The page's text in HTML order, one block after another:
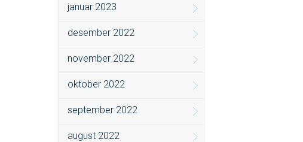
januar 2023
desember 2022
november 2022
oktober 2022
september 2022
august 2022